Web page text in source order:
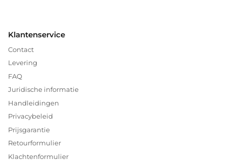
Klantenservice
Contact
Levering
FAQ
Juridische informatie
Handleidingen
Privacybeleid
Prijsgarantie
Retourformulier
Klachtenformulier